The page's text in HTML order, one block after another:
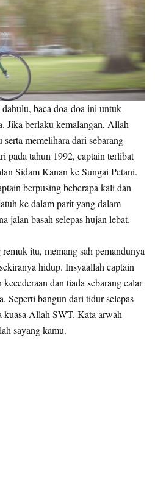
baca doa-doa ini untuk
Jika berlaku kemalangan, Allah
memelihara dari sebarang
pada tahun 1992, captain terlibat
Sidam Kanan ke Sungai Petani.
berpusing beberapa kali dan
ke dalam parit yang dalam
jalan basah selepas hujan lebat.
itu, memang sah pemandunya
hidup. Insyaallah captain
dan tiada sebarang calar
Seperti bangun dari tidur selepas
Allah SWT. Kata arwah
sayang kamu.